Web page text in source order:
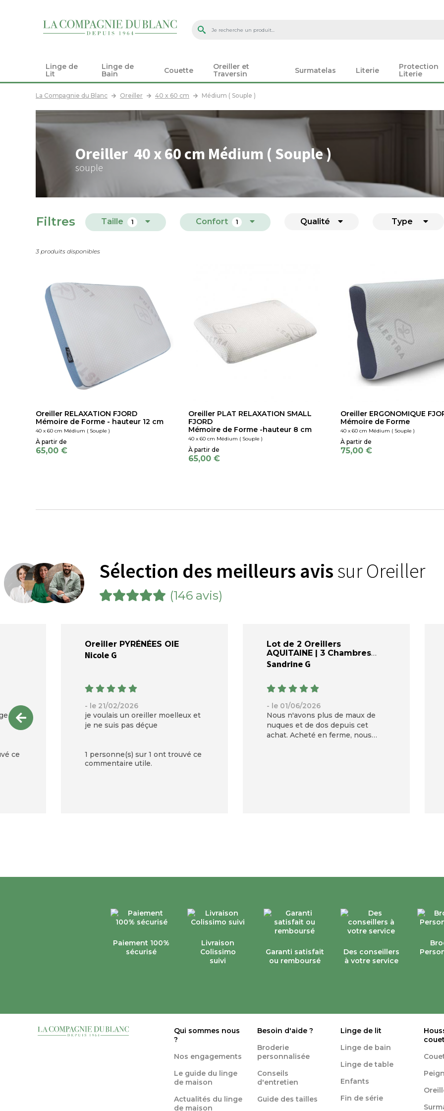
Linge de
Lit
Linge de
Bain
Couette
Oreiller et
Traversin
Surmatelas Literie
Protection
Literie
La Compagnie du Blanc Oreiller 40 x 60 cm Médium ( Souple )
Oreiller 40 x 60 cm Médium ( Souple )
souple
Filtres Taille 1 Confort 1 Qualité Type
3 produits disponibles
Oreiller RELAXATION FJORD
Mémoire de Forme - hauteur 12 cm
40 x 60 cm Médium ( Souple )
65,00 €
Oreiller PLAT RELAXATION SMALL
FJORD
Mémoire de Forme -hauteur 8 cm
40 x 60 cm Médium ( Souple )
65,00 €
Oreiller ERGONOMIQUE
Mémoire de Forme
40 x 60 cm Médium ( Souple )
75,00 €
Sélection des meilleurs avis sur Oreiller
(146 avis)
ce
Oreiller PYRÉNÉES OIE
Nicole G
- le 21/02/2026
je voulais un oreiller moelleux et
je ne suis pas déçue
1 personne(s) sur 1 ont trouvé ce
commentaire utile.
Lot de 2 Oreillers
AQUITAINE | 3 Chambres
Sandrine G
- le 01/06/2026
Nous n'avons plus de maux de
nuques et de dos depuis cet
achat. Acheté en ferme, nous
Paiement 100%
sécurisé
Livraison
Colissimo
suivi
Garanti satisfait
ou remboursé
Des conseillers
à votre service
Qui sommes nous
?
Nos engagements
Le guide du linge
de maison
Actualités du linge
de maison
Besoin d'aide ?
Broderie
personnalisée
Conseils
d'entretien
Guide des tailles
Linge de lit
Linge de bain
Linge de table
Enfants
Fin de série